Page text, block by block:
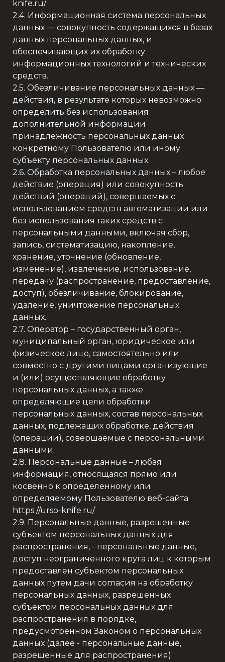
knife.ru/
2.4. Информационная система персональных
данных — совокупность содержащихся в базах
данных персональных данных, и
обеспечивающих их обработку
информационных технологий и технических
средств.
2.5. Обезличивание персональных данных —
действия, в результате которых невозможно
определить без использования
дополнительной информации
принадлежность персональных данных
конкретному Пользователю или иному
субъекту персональных данных.
2.6. Обработка персональных данных – любое
действие (операция) или совокупность
действий (операций), совершаемых с
использованием средств автоматизации или
без использования таких средств с
персональными данными, включая сбор,
запись, систематизацию, накопление,
хранение, уточнение (обновление,
изменение), извлечение, использование,
передачу (распространение, предоставление,
доступ), обезличивание, блокирование,
удаление, уничтожение персональных
данных.
2.7. Оператор – государственный орган,
муниципальный орган, юридическое или
физическое лицо, самостоятельно или
совместно с другими лицами организующие
и (или) осуществляющие обработку
персональных данных, а также
определяющие цели обработки
персональных данных, состав персональных
данных, подлежащих обработке, действия
(операции), совершаемые с персональными
данными.
2.8. Персональные данные – любая
информация, относящаяся прямо или
косвенно к определенному или
определяемому Пользователю веб-сайта
https://urso-knife.ru/
2.9. Персональные данные, разрешенные
субъектом персональных данных для
распространения, - персональные данные,
доступ неограниченного круга лиц к которым
предоставлен субъектом персональных
данных путем дачи согласия на обработку
персональных данных, разрешенных
субъектом персональных данных для
распространения в порядке,
предусмотренном Законом о персональных
данных (далее - персональные данные,
разрешенные для распространения).